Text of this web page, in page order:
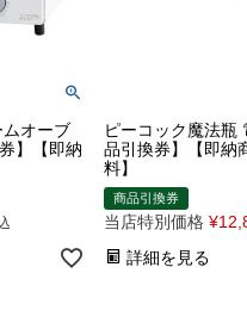
オーブ
】【即納
ピーコック魔法瓶
品引換券】【即納
料】
商品引換券
当店特別価格 ¥
詳細を見る